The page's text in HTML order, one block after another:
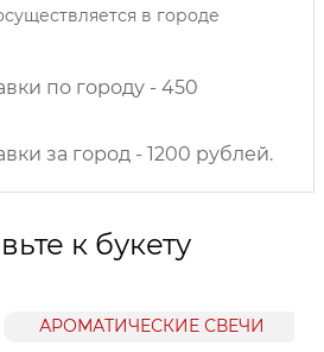
в городе
по городу - 450
за город - 1200 рублей.
к букету
АРОМАТИЧЕСКИЕ СВЕЧИ